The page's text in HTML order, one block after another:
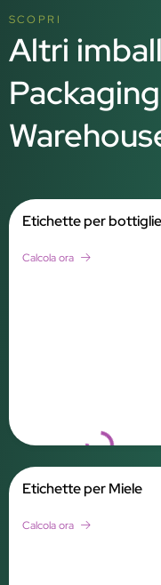
SCOPRI
Altri
Loading...
Etichette per bottiglie
Calcola ora
Etichette per Miele
Calcola ora